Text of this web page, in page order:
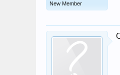
New Member